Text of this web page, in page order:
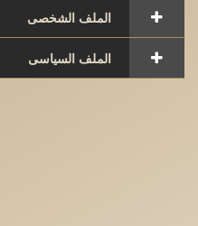
الملف الشخصى
الملف السياسى